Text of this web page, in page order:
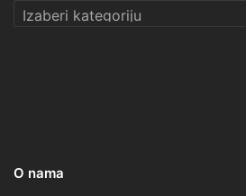
Kategorije
O nama